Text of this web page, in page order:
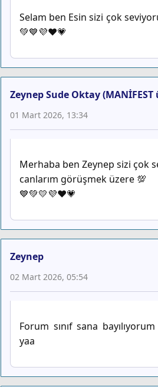
Selam ben Esin sizi çok
💚💙💜❤️💗
Zeynep Sude Oktay (MANİFEST
01 Mart 2026, 13:34
Merhaba ben Zeynep sizi çok
canlarım görüşmek üzere 💯
💙💚💛💜❤️💗
Zeynep
02 Mart 2026, 05:54
Forum sınıf sana
yaa